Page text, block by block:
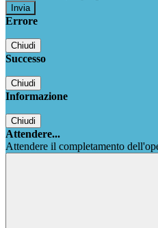
Errore
Chiudi
Successo
Chiudi
Informazione
Chiudi
Attendere...
Attendere il completamento